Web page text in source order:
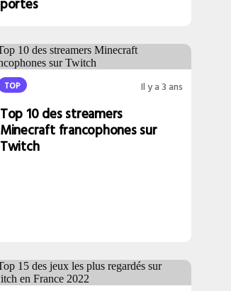
TOP Il y a 3 ans
Top 10 des streamers
Minecraft francophones sur
Twitch